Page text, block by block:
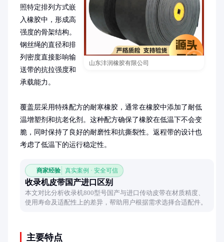
山东沣润橡胶有限公司
照特定排列方式嵌
入橡胶中，形成高
强度的骨架结构。
钢丝绳的直径和排
列密度直接影响输
送带的抗拉强度和
承载能力。
覆盖层采用特殊配方的耐寒橡胶，通常在橡胶中添加了耐低
温增塑剂和抗老化剂。这种配方确保了橡胶在低温下不会变
脆，同时保持了良好的耐磨性和抗撕裂性。返程带的设计也
考虑了低温下的运行稳定性。
商家经验 真实案例 · 安全可信
收录机皮带国产进口区别
本文对比分析收录机800型号国产与进口传动皮带在材质精度、
使用寿命及适配性上的差异，帮助用户根据需求选择合适配件。
主要特点